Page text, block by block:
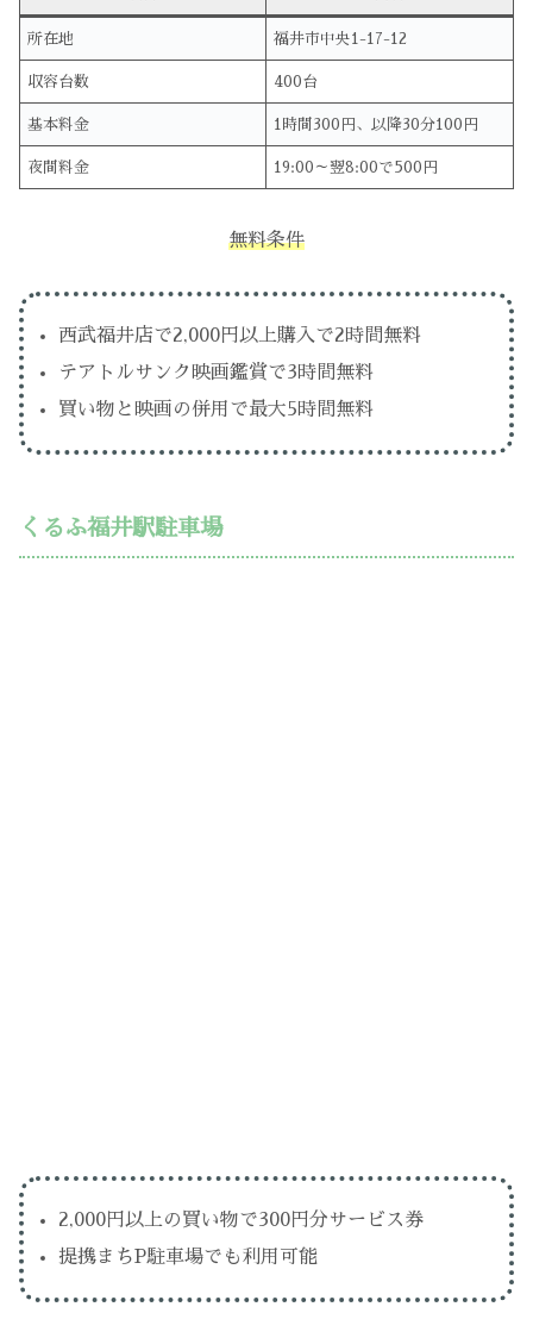
所在地 福井市中央1-17-12
収容台数 400台
基本料金 1時間300円、以降30分100円
夜間料金 19:00～翌8:00で500円
無料条件
西武福井店で2,000円以上購入で2時間無料
テアトルサンク映画鑑賞で3時間無料
買い物と映画の併用で最大5時間無料
くるふ福井駅駐車場
2,000円以上の買い物で300円分サービス券
提携まちP駐車場でも利用可能